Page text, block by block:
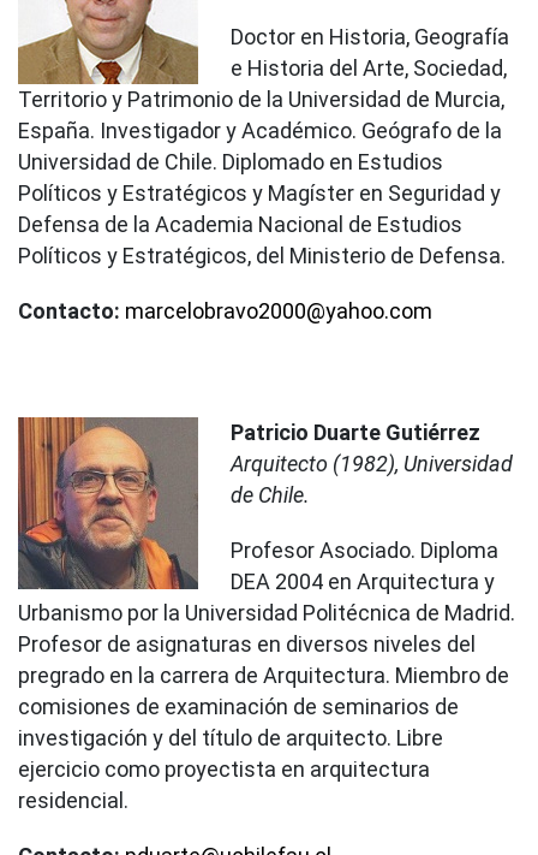
Doctor en Historia, Geografía
e Historia del Arte, Sociedad,
Territorio y Patrimonio de la Universidad de Murcia,
España. Investigador y Académico. Geógrafo de la
Universidad de Chile. Diplomado en Estudios
Políticos y Estratégicos y Magíster en Seguridad y
Defensa de la Academia Nacional de Estudios
Políticos y Estratégicos, del Ministerio de Defensa.
Contacto: marcelobravo2000@yahoo.com
Patricio Duarte Gutiérrez
Arquitecto (1982), Universidad
de Chile.
Profesor Asociado. Diploma
DEA 2004 en Arquitectura y
Urbanismo por la Universidad Politécnica de Madrid.
Profesor de asignaturas en diversos niveles del
pregrado en la carrera de Arquitectura. Miembro de
comisiones de examinación de seminarios de
investigación y del título de arquitecto. Libre
ejercicio como proyectista en arquitectura
residencial.